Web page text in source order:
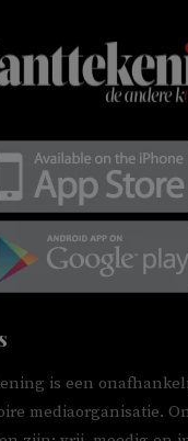
is een
mediaorganisatie.